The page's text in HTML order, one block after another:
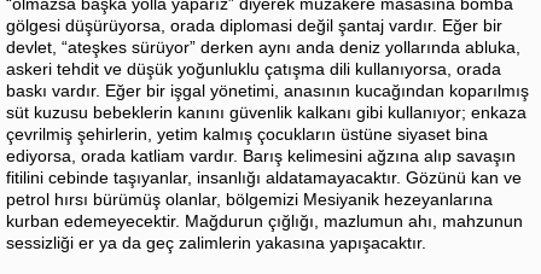
gölgesi düşürüyorsa, orada diplomasi değil şantaj vardır. Eğer bir
devlet, “ateşkes sürüyor” derken aynı anda deniz yollarında abluka,
askeri tehdit ve düşük yoğunluklu çatışma dili kullanıyorsa, orada
baskı vardır. Eğer bir işgal yönetimi, anasının kucağından koparılmış
süt kuzusu bebeklerin kanını güvenlik kalkanı gibi kullanıyor; enkaza
çevrilmiş şehirlerin, yetim kalmış çocukların üstüne siyaset bina
ediyorsa, orada katliam vardır. Barış kelimesini ağzına alıp savaşın
fitilini cebinde taşıyanlar, insanlığı aldatamayacaktır. Gözünü kan ve
petrol hırsı bürümüş olanlar, bölgemizi Mesiyanik hezeyanlarına
kurban edemeyecektir. Mağdurun çığlığı, mazlumun ahı, mahzunun
sessizliği er ya da geç zalimlerin yakasına yapışacaktır.